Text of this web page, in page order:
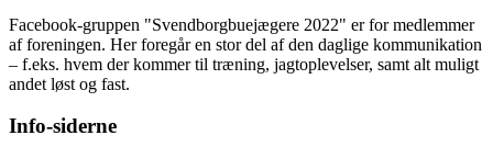
Facebook-gruppen "Svendborgbuejægere 2022" er for medlemmer
af foreningen. Her foregår en stor del af den daglige kommunikation
– f.eks. hvem der kommer til træning, jagtoplevelser, samt alt muligt
andet løst og fast.
Info-siderne